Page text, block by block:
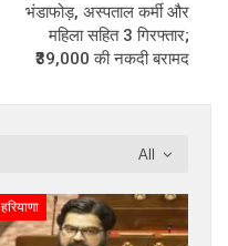
भंडाफोड़, अस्पताल कर्मी और
महिला सहित 3 गिरफ्तार;
₹39,000 की नकदी बरामद
All
हरियाणा